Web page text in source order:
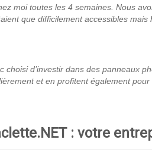
moi toutes les 4 semaines. Nous
que difficilement accessibles
d’investir dans des panneaux
et en profitent également
: votre